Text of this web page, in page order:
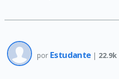
por Estudante | 22.9k